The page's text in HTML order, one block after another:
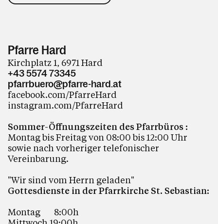
Pfarre Hard
Kirchplatz 1, 6971 Hard
+43 5574 73345
pfarrbuero@pfarre-hard.at
facebook.com/PfarreHard
instagram.com/PfarreHard
Sommer-Öffnungszeiten des Pfarrbüros :
Montag bis Freitag von 08:00 bis 12:00 Uhr
sowie nach vorheriger telefonischer
Vereinbarung.
"Wir sind vom Herrn geladen"
Gottesdienste in der Pfarrkirche St. Sebastian:
Montag 8:00h